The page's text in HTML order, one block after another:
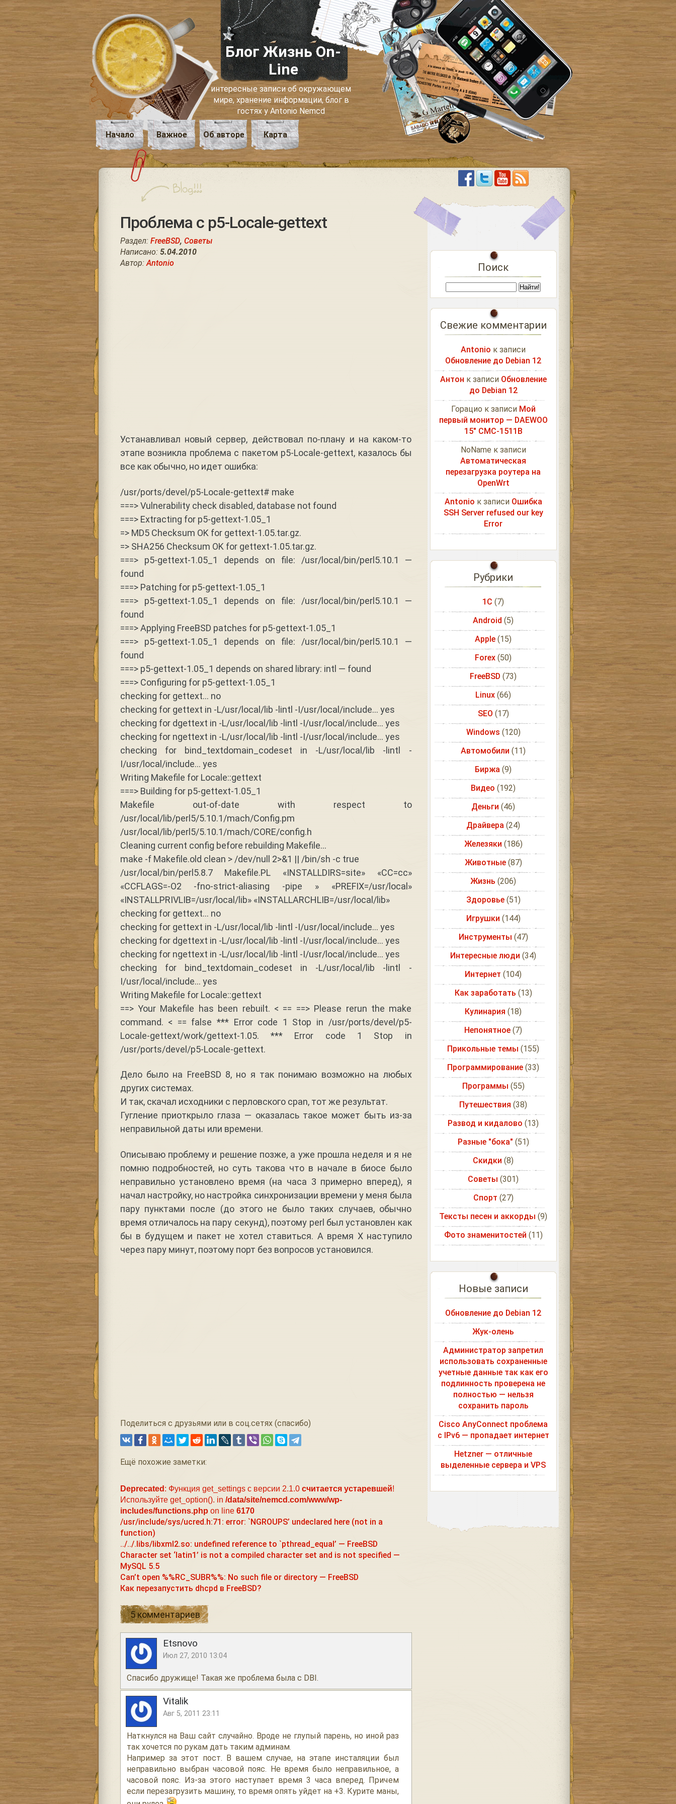
Блог Жизнь On-
Line
интересные записи об окружающем
мире, хранение информации, блог в
гостях у Antonio Nemcd
Начало Важное Об авторе Карта
Проблема с p5-Locale-gettext
Раздел: FreeBSD, Советы
Написано: 5.04.2010
Автор:Antonio
Устанавливал новый сервер, действовал по-плану и на каком-то
этапе возникла проблема с пакетом p5-Locale-gettext, казалось бы
все как обычно, но идет ошибка:
/usr/ports/devel/p5-Locale-gettext# make
===> Vulnerability check disabled, database not found
===> Extracting for p5-gettext-1.05_1
=> MD5 Checksum OK for gettext-1.05.tar.gz.
=> SHA256 Checksum OK for gettext-1.05.tar.gz.
===> p5-gettext-1.05_1 depends on file: /usr/local/bin/perl5.10.1 —
found
===> Patching for p5-gettext-1.05_1
===> p5-gettext-1.05_1 depends on file: /usr/local/bin/perl5.10.1 —
found
===> Applying FreeBSD patches for p5-gettext-1.05_1
===> p5-gettext-1.05_1 depends on file: /usr/local/bin/perl5.10.1 —
found
===> p5-gettext-1.05_1 depends on shared library: intl — found
===> Configuring for p5-gettext-1.05_1
checking for gettext… no
checking for gettext in -L/usr/local/lib -lintl -I/usr/local/include… yes
checking for dgettext in -L/usr/local/lib -lintl -I/usr/local/include… yes
checking for ngettext in -L/usr/local/lib -lintl -I/usr/local/include… yes
checking for bind_textdomain_codeset in -L/usr/local/lib -lintl -
I/usr/local/include… yes
Writing Makefile for Locale::gettext
===> Building for p5-gettext-1.05_1
Makefile out-of-date with respect to
/usr/local/lib/perl5/5.10.1/mach/Config.pm
/usr/local/lib/perl5/5.10.1/mach/CORE/config.h
Cleaning current config before rebuilding Makefile…
make -f Makefile.old clean > /dev/null 2>&1 || /bin/sh -c true
/usr/local/bin/perl5.8.7 Makefile.PL «INSTALLDIRS=site» «CC=cc»
«CCFLAGS=-O2 -fno-strict-aliasing -pipe » «PREFIX=/usr/local»
«INSTALLPRIVLIB=/usr/local/lib» «INSTALLARCHLIB=/usr/local/lib»
checking for gettext… no
checking for gettext in -L/usr/local/lib -lintl -I/usr/local/include… yes
checking for dgettext in -L/usr/local/lib -lintl -I/usr/local/include… yes
checking for ngettext in -L/usr/local/lib -lintl -I/usr/local/include… yes
checking for bind_textdomain_codeset in -L/usr/local/lib -lintl -
I/usr/local/include… yes
Writing Makefile for Locale::gettext
==> Your Makefile has been rebuilt. < == ==> Please rerun the make
command. < == false *** Error code 1 Stop in /usr/ports/devel/p5-
Locale-gettext/work/gettext-1.05. *** Error code 1 Stop in
/usr/ports/devel/p5-Locale-gettext.
Дело было на FreeBSD 8, но я так понимаю возможно на любых
других системах.
И так, скачал исходники с перловского cpan, тот же результат.
Гугление приоткрыло глаза — оказалась такое может быть из-за
неправильной даты или времени.
Описываю проблему и решение позже, а уже прошла неделя и я не
помню подробностей, но суть такова что в начале в биосе было
неправильно установлено время (на часа 3 примерно вперед), я
начал настройку, но настройка синхронизации времени у меня была
пару пунктами после (до этого не было таких случаев, обычно
время отличалось на пару секунд), поэтому perl был установлен как
бы в будущем и пакет не хотел ставиться. А время Х наступило
через пару минут, поэтому порт без вопросов установился.
Поделиться с друзьями или в соц.сетях (спасибо)
Ещё похожие заметки:
Deprecated : Функция get_settings с версии 2.1.0 считается устаревшей!
Используйте get_option(). in /data/site/nemcd.com/www/wp-
includes/functions.php on line 6170
/usr/include/sys/ucred.h:71: error: `NGROUPS’ undeclared here (not in a
function)
../../.libs/libxml2.so: undefined reference to `pthread_equal’ — FreeBSD
Character set ‘latin1’ is not a compiled character set and is not specified —
MySQL 5.5
Can’t open %%RC_SUBR%%: No such file or directory — FreeBSD
Как перезапустить dhcpd в FreeBSD?
5 комментариев
Etsnovo
Июл 27, 2010 13:04
Спасибо дружище! Такая же проблема была с DBI.
Vitalik
Авг 5, 2011 23:11
Наткнулся на Ваш сайт случайно. Вроде не глупый парень, но иной раз
так хочется по рукам дать таким админам.
Например за этот пост. В вашем случае, на этапе инсталяции был
неправильно выбран часовой пояс. Не время было неправильное, а
часовой пояс. Из-за этого наступает время 3 часа вперед. Причем
если перезагрузить машину, то время опять уйдет на +3. Курите маны,
Поиск
Свежие комментарии
Antonio к записи
Обновление до Debian 12
Антон к записи Обновление
до Debian 12
Горацио к записи Мой
первый монитор — DAEWOO
15″ CMC-1511B
NoName к записи
Автоматическая
перезагрузка роутера на
OpenWrt
Antonio к записи Ошибка
SSH Server refused our key
Error
Рубрики
1С (7)
Android (5)
Apple (15)
Forex (50)
FreeBSD (73)
Linux (66)
SEO (17)
Windows (120)
Автомобили (11)
Биржа (9)
Видео (192)
Деньги (46)
Драйвера (24)
Железяки (186)
Животные(87)
Жизнь (206)
Здоровье(51)
Игрушки (144)
Инструменты (47)
Интересные люди (34)
Интернет (104)
Как заработать (13)
Кулинария (18)
Непонятное (7)
Прикольные темы (155)
Программирование (33)
Программы (55)
Путешествия (38)
Развод и кидалово (13)
Разные "бока" (51)
Скидки (8)
Советы (301)
Спорт (27)
Тексты песен и аккорды (9)
Фото знаменитостей (11)
Новые записи
Обновление до Debian 12
Жук-олень
Администратор запретил
использовать сохраненные
учетные данные так как его
подлинность проверена не
полностью — нельзя
сохранить пароль
Cisco AnyConnect проблема
с IPv6 — пропадает интернет
Hetzner — отличные
выделенные сервера и VPS